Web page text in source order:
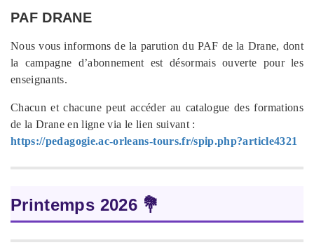
PAF DRANE
Nous vous informons de la parution du PAF de la Drane, dont
la campagne d’abonnement est désormais ouverte pour les
enseignants.
Chacun et chacune peut accéder au catalogue des formations
de la Drane en ligne via le lien suivant :
https://pedagogie.ac-orleans-tours.fr/spip.php?article4321
Printemps 2026 💐